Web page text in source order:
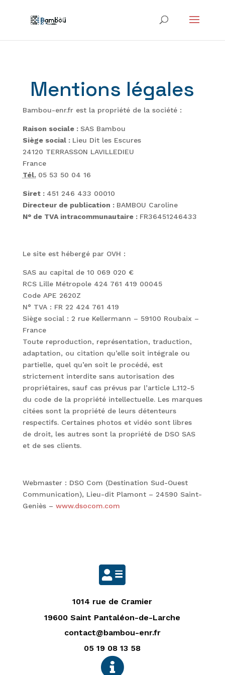
Mentions légales
Bambou-enr.fr est la propriété de la société :
Raison sociale : SAS Bambou
Siège social : Lieu Dit les Escures
24120 TERRASSON LAVILLEDIEU
France
Tél. 05 53 50 04 16
Siret : 451 246 433 00010
Directeur de publication : BAMBOU Caroline
N° de TVA intracommunautaire : FR36451246433
Le site est hébergé par OVH :
SAS au capital de 10 069 020 €
RCS Lille Métropole 424 761 419 00045
Code APE 2620Z
N° TVA : FR 22 424 761 419
Siège social : 2 rue Kellermann – 59100 Roubaix –
France
Toute reproduction, représentation, traduction,
adaptation, ou citation qu’elle soit intégrale ou
partielle, quel qu’en soit le procédé, est
strictement interdite sans autorisation des
propriétaires, sauf cas prévus par l’article L.112-5
du code de la propriété intellectuelle. Les marques
citées sont la propriété de leurs détenteurs
respectifs. Certaines photos et vidéo sont libres
de droit, les autres sont la propriété de DSO SAS
et de ses clients.
Webmaster : DSO Com (Destination Sud-Ouest
Communication), Lieu-dit Plamont – 24590 Saint-
Geniès – www.dsocom.com

1014 rue de Cramier
19600 Saint Pantaléon-de-Larche
contact@bambou-enr.fr
05 19 08 13 58
